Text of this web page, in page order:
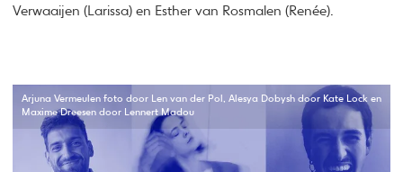
Verwaaijen (Larissa) en Esther van Rosmalen (Renée).
Arjuna Vermeulen foto door Len van der Pol, Alesya Dobysh door Kate Lock en
Maxime Dreesen door Lennert Madou